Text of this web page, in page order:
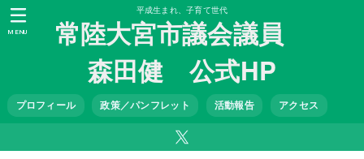
平成生まれ、子育て世代
常陸大宮市議会議員
森田健 公式HP
プロフィール 政策／パンフレット 活動報告 アクセス
MENU